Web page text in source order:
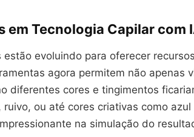
em Tecnologia Capilar com
evoluindo para oferecer
agora permitem não apenas
diferentes cores e tingimentos
ou até cores criativas como
na simulação do